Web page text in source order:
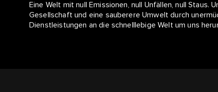
Eine Welt mit null Emissionen, null Unfällen, null Staus.
Gesellschaft und eine sauberere Umwelt durch
Dienstleistungen an die schnelllebige Welt um uns